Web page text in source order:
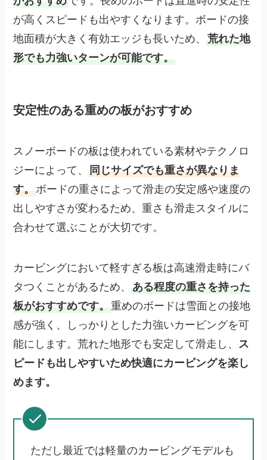
が高くスピードも出やすくなります。ボードの接
地面積が大きく有効エッジも長いため、 荒れた地
形でも力強いターンが可能です。
安定性のある重めの板がおすすめ
スノーボードの板は使われている素材やテクノロ
ジーによって、同じサイズでも重さが異なりま
す。ボードの重さによって滑走の安定感や速度の
出しやすさが変わるため、重さも滑走スタイルに
合わせて選ぶことが大切です。
カービングにおいて軽すぎる板は高速滑走時にバ
タつくことがあるため、
ある程度の重さを持った
板がおすすめです。 重めのボードは雪面との接地
感が強く、しっかりとした力強いカービングを可
能にします。荒れた地形でも安定して滑走し、 ス
ピードも出しやすいため快適にカービングを楽し
めます。
ただし最近では軽量のカービングモデルも